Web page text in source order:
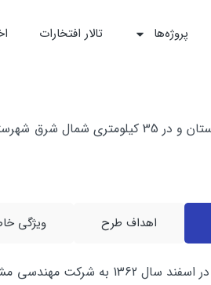
پروژه‌ها تالار افتخارات
اهداف طرح ويژگي